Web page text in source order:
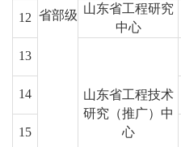
省部级
12
山东省工程研究
中心
13
山东省工程技术
研究（推广）中
心
14
15